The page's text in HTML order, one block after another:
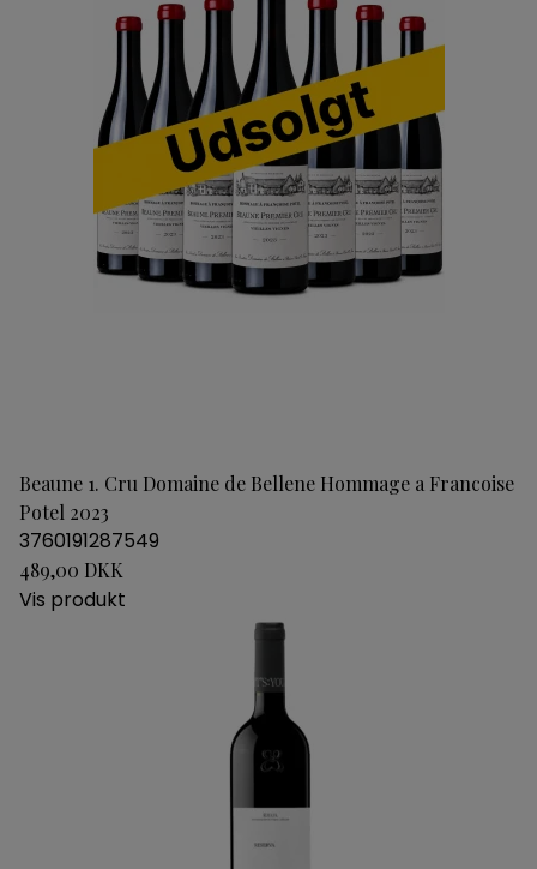
Beaune 1. Cru Domaine de Bellene Hommage a Francoise
Potel 2023
3760191287549
489,00 DKK
Vis produkt